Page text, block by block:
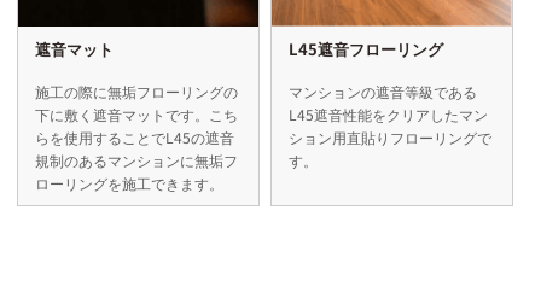
遮音マット
施工の際に無垢フローリングの
下に敷く遮音マットです。こち
らを使用することでL45の遮音
規制のあるマンションに無垢フ
ローリングを施工できます。
L45遮音フローリング
マンションの遮音等級である
L45遮音性能をクリアしたマン
ション用直貼りフローリングで
す。